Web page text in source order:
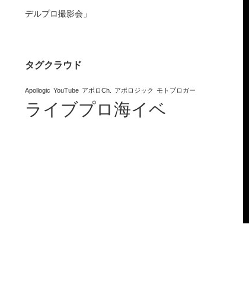
デルプロ撮影会」
タグクラウド
Apollogic YouTube アポロCh. アポロジック モトブロガー
ライブプロ海イベ